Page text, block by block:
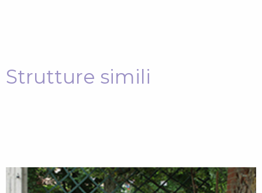
Strutture simili